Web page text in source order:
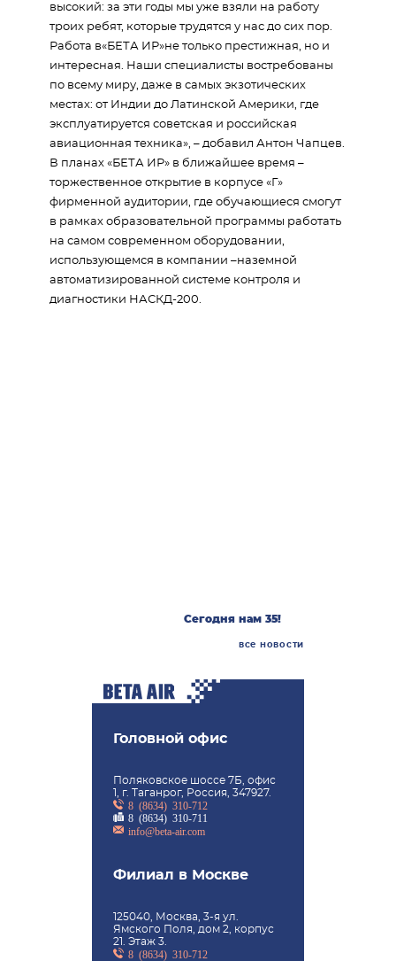
высокий: за эти годы мы уже взяли на работу
троих ребят, которые трудятся у нас до сих пор.
Работа в«БЕТА ИР»не только престижная, но и
интересная. Наши специалисты востребованы
по всему миру, даже в самых экзотических
местах: от Индии до Латинской Америки, где
эксплуатируется советская и российская
авиационная техника», – добавил Антон Чапцев.
В планах «БЕТА ИР» в ближайшее время –
торжественное открытие в корпусе «Г»
фирменной аудитории, где обучающиеся смогут
в рамках образовательной программы работать
на самом современном оборудовании,
использующемся в компании –наземной
автоматизированной системе контроля и
диагностики НАСКД-200.
все новости
Сегодня нам 35!
Головной офис
Поляковское шоссе 7Б, офис
1, г. Таганрог, Россия, 347927.
8 (8634) 310-712
8 (8634) 310-711
info@beta-air.com
Филиал в Москве
125040, Москва, 3-я ул.
Ямского Поля, дом 2, корпус
21. Этаж 3.
8 (8634) 310-712